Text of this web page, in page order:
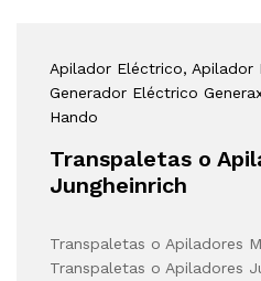
Apilador Eléctrico, Apilador
Generador Eléctrico
Hando
Transpaletas o
Jungheinrich
Transpaletas o Apiladores
Transpaletas o Apiladores